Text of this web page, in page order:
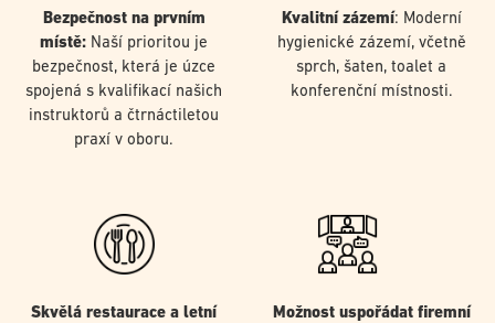
Bezpečnost na prvním
místě: Naší prioritou je
bezpečnost, která je úzce
spojená s kvalifikací našich
instruktorů a čtrnáctiletou
praxí v oboru.
Kvalitní zázemí: Moderní
hygienické zázemí, včetně
sprch, šaten, toalet a
konferenční místnosti.
Skvělá restaurace a letní
Možnost uspořádat firemní